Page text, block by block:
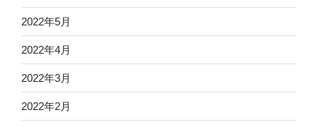
2022年5月
2022年4月
2022年3月
2022年2月